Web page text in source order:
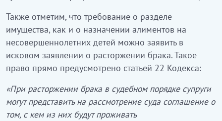
Также отметим, что требование о разделе
имущества, как и о назначении алиментов на
несовершеннолетних детей можно заявить в
исковом заявлении о расторжении брака. Такое
право прямо предусмотрено статьей 22 Кодекса:
«При расторжении брака в судебном порядке супруги
могут представить на рассмотрение суда соглашение о
том, с кем из них будут проживать